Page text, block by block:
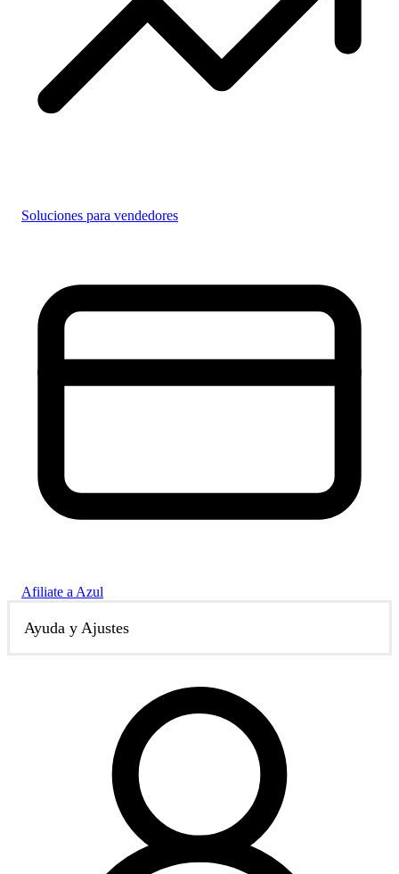
Soluciones para vendedores
Afiliate a Azul
Ayuda y Ajustes